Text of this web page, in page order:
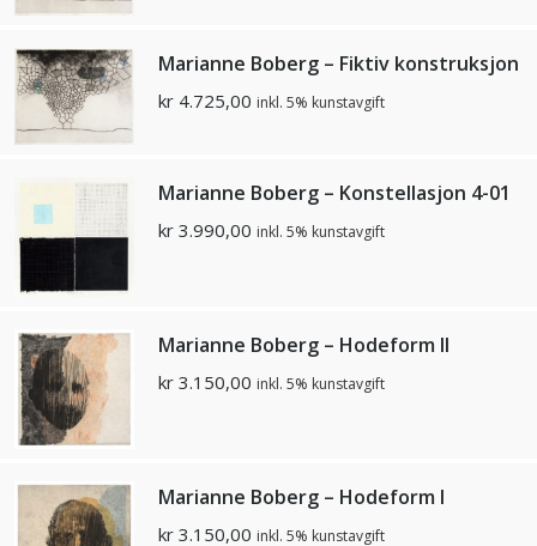
Marianne Boberg – Fiktiv konstruksjon
kr 4.725,00 inkl. 5% kunstavgift
Marianne Boberg – Konstellasjon 4-01
kr 3.990,00 inkl. 5% kunstavgift
Marianne Boberg – Hodeform II
kr 3.150,00 inkl. 5% kunstavgift
Marianne Boberg – Hodeform I
kr 3.150,00 inkl. 5% kunstavgift